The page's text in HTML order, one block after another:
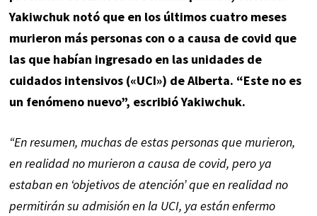
Yakiwchuk notó que en los últimos cuatro meses
murieron más personas con o a causa de covid que
las que habían ingresado en las unidades de
cuidados intensivos («UCI») de Alberta. “Este no es
un fenómeno nuevo”, escribió Yakiwchuk.
“En resumen, muchas de estas personas que murieron,
en realidad no murieron a causa de covid, pero ya
estaban en ‘objetivos de atención’ que en realidad no
permitirán su admisión en la UCI, ya están enfermo